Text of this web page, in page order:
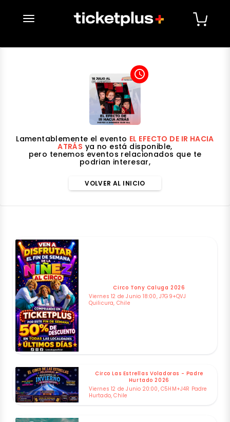
desplegar navegación
access_time
Lamentablemente el evento EL EFECTO DE IR HACIA
ATRÁS ya no está disponible,
pero tenemos eventos relacionados que te
podrian interesar,
VOLVER AL INICIO
Circo Tony Caluga 2026
Viernes 12 de Junio 18:00, J7G9+QVJ
Quilicura, Chile
Circo Las Estrellas Voladoras - Padre
Hurtado 2026
Viernes 12 de Junio 20:00, C5HM+J4R Padre
Hurtado, Chile